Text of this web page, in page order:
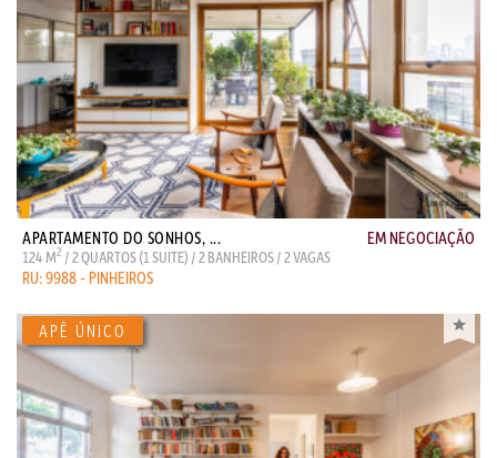
APARTAMENTO DO SONHOS, ... EM NEGOCIAÇÃO
124 M2 / 2 QUARTOS (1 SUITE) / 2 BANHEIROS / 2 VAGAS
RU: 9988 - PINHEIROS